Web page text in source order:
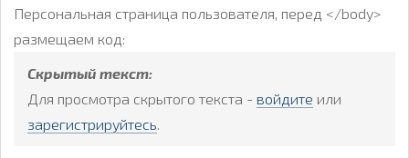
Персональная страница пользователя, перед </body>
размещаем код:
Скрытый текст:
Для просмотра скрытого текста - войдите или
зарегистрируйтесь.